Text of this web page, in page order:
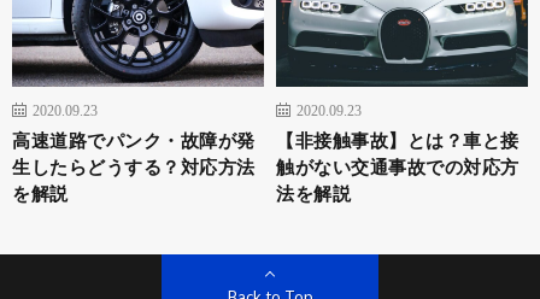
2020.09.23
高速道路でパンク・故障が発
生したらどうする？対応方法
を解説
2020.09.23
【非接触事故】とは？車と接
触がない交通事故での対応方
法を解説